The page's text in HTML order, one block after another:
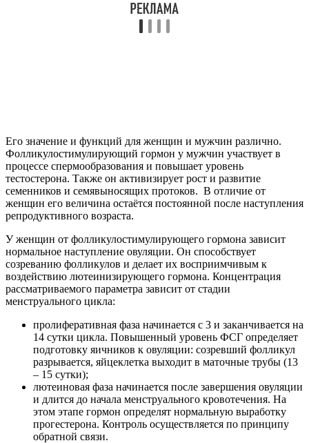
Его значение и функций для женщин и мужчин различно.
Фолликулостимулирующий гормон у мужчин участвует в
процессе спермообразования и повышает уровень
тестостерона. Также он активизирует рост и развитие
семенников и семявыносящих протоков. В отличие от
женщин его величина остаётся постоянной после наступления
репродуктивного возраста.
У женщин от фолликулостимулирующего гормона зависит
нормальное наступление овуляции. Он способствует
созреванию фолликулов и делает их восприимчивым к
воздействию лютеинизирующего гормона. Концентрация
рассматриваемого параметра зависит от стадии
менструального цикла:
пролиферативная фаза начинается с 3 и заканчивается на
14 сутки цикла. Повышенный уровень ФСГ определяет
подготовку яичников к овуляции: созревший фолликул
разрывается, яйцеклетка выходит в маточные трубы (13
– 15 сутки);
лютеиновая фаза начинается после завершения овуляции
и длится до начала менструального кровотечения. На
этом этапе гормон определят нормальную выработку
прогестерона. Контроль осуществляется по принципу
обратной связи.